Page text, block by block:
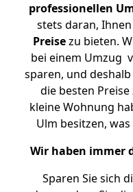
professionellen
stets daran, Ihnen
Preisezu bieten.
bei einem Umzug
sparen, und
die besten
kleine Wohnung
Ulm besitzen,
Wir haben immer
Sparen Sie sich